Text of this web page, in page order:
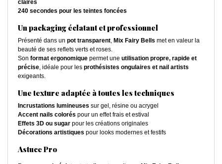
claires
240 secondes pour les teintes foncées
Un packaging éclatant et professionnel
Présenté dans un pot transparent, Mix Fairy Bells met en valeur la
beauté de ses reflets verts et roses.
Son format ergonomique permet une utilisation propre, rapide et
précise, idéale pour les prothésistes ongulaires et nail artists
exigeants.
Une texture adaptée à toutes les techniques
Incrustations lumineuses sur gel, résine ou acrygel
Accent nails colorés pour un effet frais et estival
Effets 3D ou sugar pour les créations originales
Décorations artistiques pour looks modernes et festifs
Astuce Pro